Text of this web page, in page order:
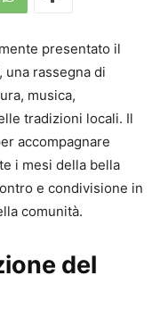
presentato il
una rassegna di
musica,
tradizioni locali. Il
accompagnare
i mesi della bella
e condivisione in
comunità.
del